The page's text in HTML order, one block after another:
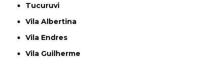
Tucuruvi
Vila Albertina
Vila Endres
Vila Guilherme